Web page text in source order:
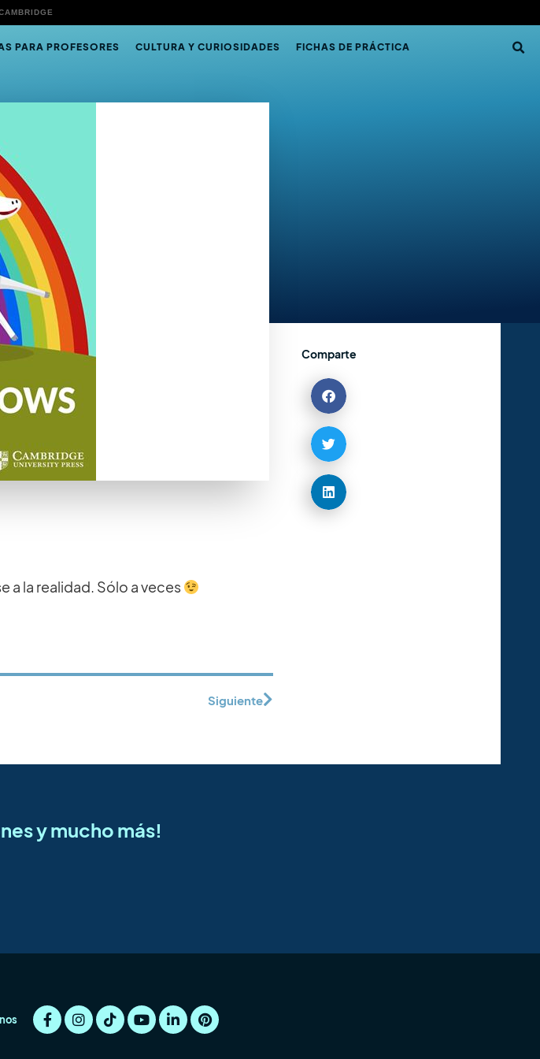
PARA PROFESORES CULTURA Y CURIOSIDADES FICHAS DE PRÁCTICA
a la realidad. Sólo a veces
Comparte
Siguiente
y mucho más!